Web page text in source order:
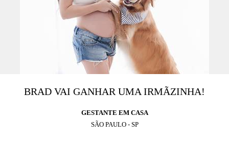
BRAD VAI GANHAR UMA IRMÃZINHA!
GESTANTE EM CASA
SÃO PAULO - SP